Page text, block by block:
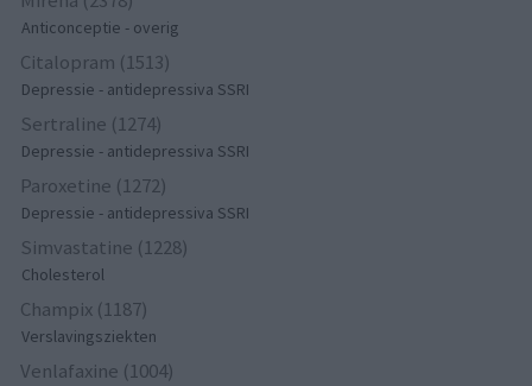
Anticonceptie - overig
Citalopram (1513)
Depressie - antidepressiva SSRI
Sertraline (1274)
Depressie - antidepressiva SSRI
Paroxetine (1272)
Depressie - antidepressiva SSRI
Simvastatine (1228)
Cholesterol
Champix (1187)
Verslavingsziekten
Venlafaxine (1004)